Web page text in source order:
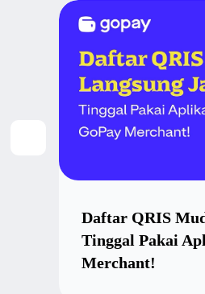
Daftar QRIS
Tinggal Pakai
Merchant!